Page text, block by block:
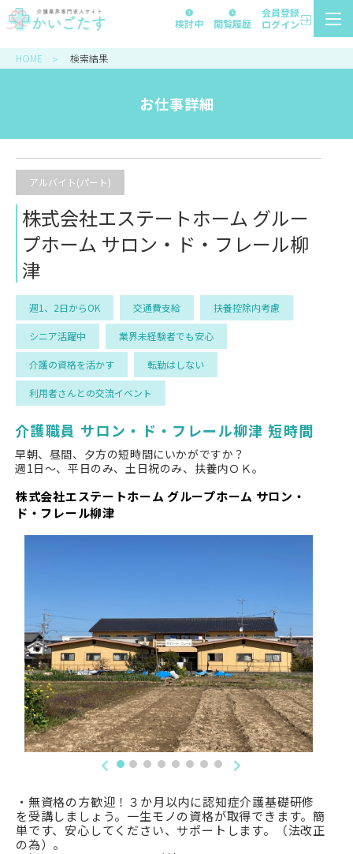
検討中 閲覧履歴
会員登録
ログイン
HOME ＞ 検索結果
お仕事詳細
アルバイト(パート)
株式会社エステートホーム グルー
プホーム サロン・ド・フレール柳
津
週1、2日からOK 交通費支給 扶養控除内考慮
シニア活躍中 業界未経験者でも安心
介護の資格を活かす 転勤はしない
利用者さんとの交流イベント
介護職員 サロン・ド・フレール柳津 短時間
早朝、昼間、夕方の短時間にいかがですか？
週1日～、平日のみ、土日祝のみ、扶養内ＯＫ。
株式会社エステートホーム グループホーム サロン・
ド・フレール柳津
・無資格の方歓迎！３か月以内に認知症介護基礎研修
を受講しましょう。一生モノの資格が取得できます。簡
単です、安心してください、サポートします。（法改正
の為）。